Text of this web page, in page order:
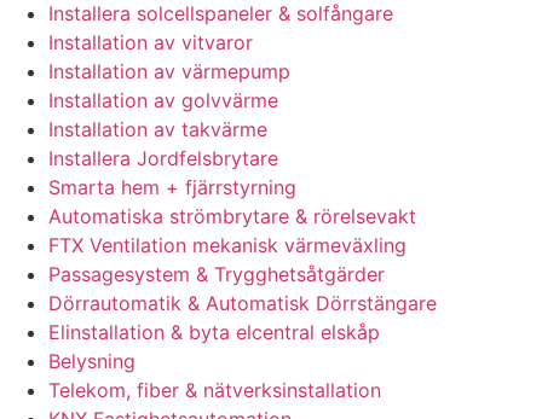
Installera solcellspaneler & solfångare
Installation av vitvaror
Installation av värmepump
Installation av golvvärme
Installation av takvärme
Installera Jordfelsbrytare
Smarta hem + fjärrstyrning
Automatiska strömbrytare & rörelsevakt
FTX Ventilation mekanisk värmeväxling
Passagesystem & Trygghetsåtgärder
Dörrautomatik & Automatisk Dörrstängare
Elinstallation & byta elcentral elskåp
Belysning
Telekom, fiber & nätverksinstallation